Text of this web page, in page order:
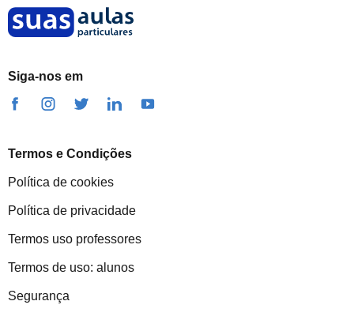
Siga-nos em
Termos e Condições
Política de cookies
Política de privacidade
Termos uso professores
Termos de uso: alunos
Segurança